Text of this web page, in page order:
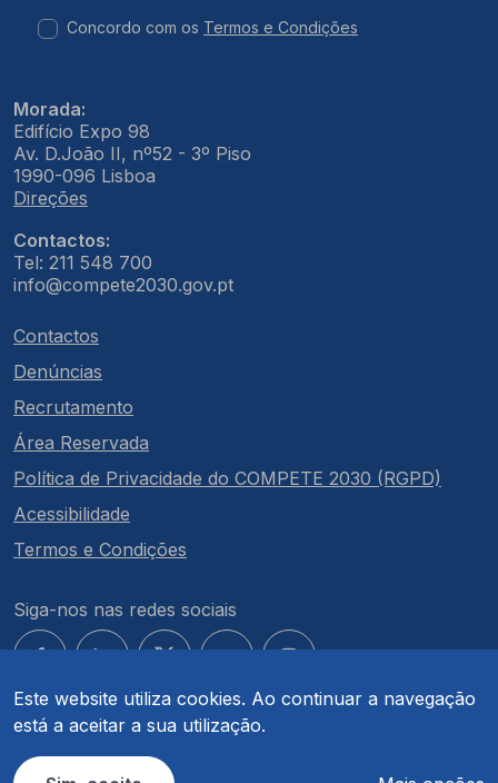
Este website utiliza cookies. Ao continuar a navegação
está a aceitar a sua utilização.
Concordo com os Termos e Condições
Morada:
Edifício Expo 98
Av. D.João II, nº52 - 3º Piso
1990-096 Lisboa
Direções
Contactos:
Tel: 211 548 700
info@compete2030.gov.pt
Contactos
Denúncias
Recrutamento
Área Reservada
Política de Privacidade do COMPETE 2030 (RGPD)
Acessibilidade
Termos e Condições
Siga-nos nas redes sociais
© COMPETE 2030. Todos os direitos reservados.